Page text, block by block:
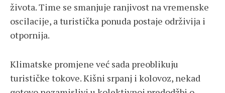
života. Time se smanjuje ranjivost na vremenske
oscilacije, a turistička ponuda postaje održivija i
otpornija.
Klimatske promjene već sada preoblikuju
turističke tokove. Kišni srpanj i kolovoz, nekad